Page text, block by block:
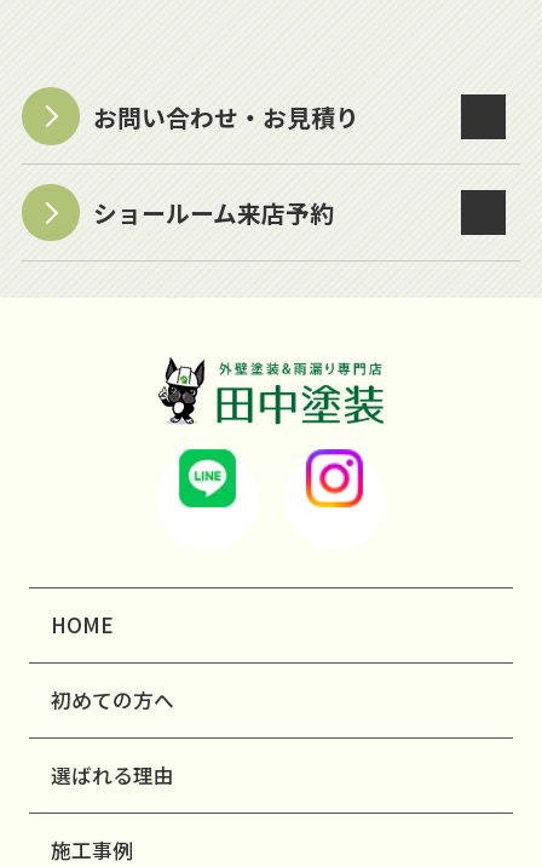
お問い合わせ・お見積り
ショールーム来店予約
HOME
初めての方へ
選ばれる理由
施工事例